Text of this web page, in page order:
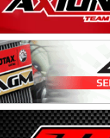
PATAGONICO - F6
Moto Club Reginense (Tierra)
Gral. E. Godoy (Río Negro)
CSK - F7
Juventud Unida (Tierra)
Humboldt (Santa Fe)
NORESTE SANTAFESINO -
Ciudad de Avellaneda (Asfalto)